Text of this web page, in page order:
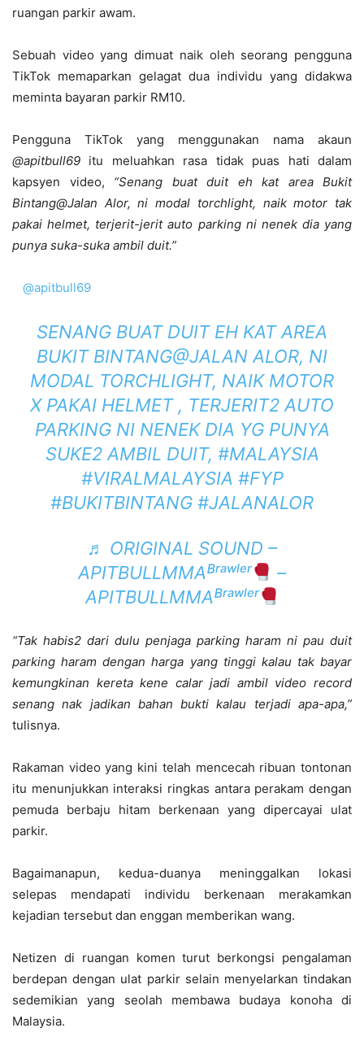
ruangan parkir awam.
Sebuah video yang dimuat naik oleh seorang pengguna
TikTok memaparkan gelagat dua individu yang didakwa
meminta bayaran parkir RM10.
Pengguna TikTok yang menggunakan nama akaun
@apitbull69 itu meluahkan rasa tidak puas hati dalam
kapsyen video, “Senang buat duit eh kat area Bukit
Bintang@Jalan Alor, ni modal torchlight, naik motor tak
pakai helmet, terjerit-jerit auto parking ni nenek dia yang
punya suka-suka ambil duit.”
@apitbull69
SENANG BUAT DUIT EH KAT AREA
BUKIT BINTANG@JALAN ALOR, NI
MODAL TORCHLIGHT, NAIK MOTOR
X PAKAI HELMET , TERJERIT2 AUTO
PARKING NI NENEK DIA YG PUNYA
SUKE2 AMBIL DUIT, #MALAYSIA
#VIRALMALAYSIA #FYP
#BUKITBINTANG #JALANALOR
♬ ORIGINAL SOUND –
APITBULLMMAᴮʳᵃʷˡᵉʳ
–
APITBULLMMAᴮʳᵃʷˡᵉʳ
“Tak habis2 dari dulu penjaga parking haram ni pau duit
parking haram dengan harga yang tinggi kalau tak bayar
kemungkinan kereta kene calar jadi ambil video record
senang nak jadikan bahan bukti kalau terjadi apa-apa,”
tulisnya.
Rakaman video yang kini telah mencecah ribuan tontonan
itu menunjukkan interaksi ringkas antara perakam dengan
pemuda berbaju hitam berkenaan yang dipercayai ulat
parkir.
Bagaimanapun, kedua-duanya meninggalkan lokasi
selepas mendapati individu berkenaan merakamkan
kejadian tersebut dan enggan memberikan wang.
Netizen di ruangan komen turut berkongsi pengalaman
berdepan dengan ulat parkir selain menyelarkan tindakan
sedemikian yang seolah membawa budaya konoha di
Malaysia.